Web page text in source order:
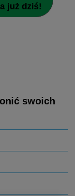
już dziś!
swoich